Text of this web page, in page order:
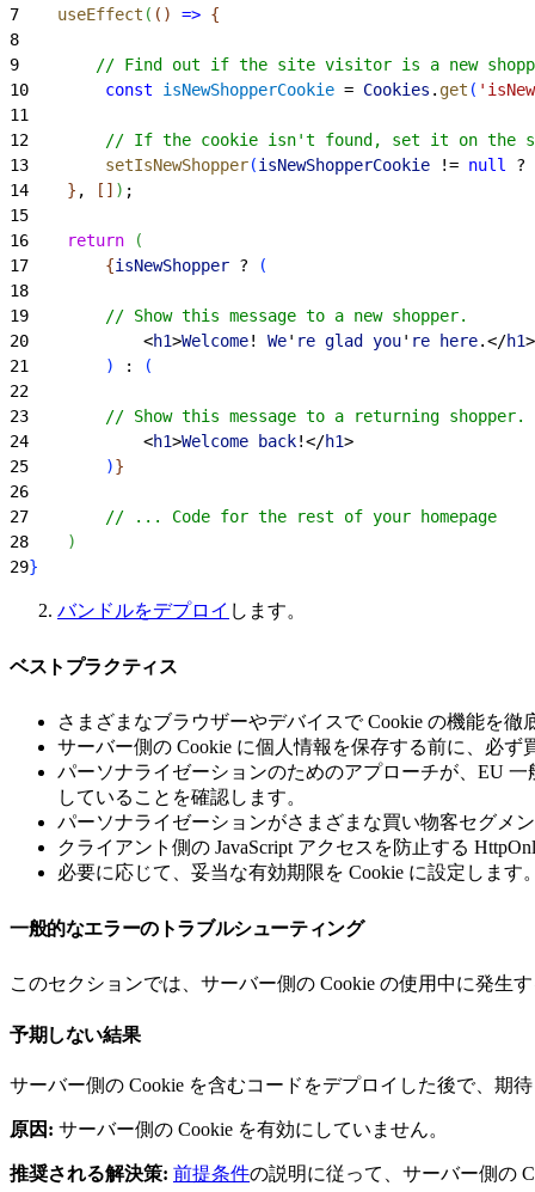
7
    useEffect
( ( ) => {
8
9
// Find out if the site visitor is a new
10
        const
isNewShopperCookie = Cookies . get (
11
12
// If the cookie isn't found, set it on the
13
        setIsNewShopper
(isNewShopperCookie != null
?
14
} , [ ] ) ;
15
16
    return
(
17
{isNewShopper ?
(
18
19
        // Show this message to a new shopper.
20
<h1>Welcome! We' re glad you' re here.</h1>
21
) :
(
22
23
        // Show this message to a returning shopper.
24
<h1>Welcome back!</h1>
25
)}
26
27
        // ... Code for the rest of your homepage
28
)
29}
バンドルをデプロイ します。
ベストプラクティス
さまざまなブラウザーやデバイスで Cookie の機能を徹
サーバー側の Cookie に個人情報を保存する前に、必
パーソナライゼーションのためのアプローチが、EU
していることを確認します。
パーソナライゼーションがさまざまな買い物客セグメ
クライアント側の JavaScript アクセスを防止する
必要に応じて、妥当な有効期限を Cookie に設定します
一般的なエラーのトラブルシューティング
このセクションでは、サーバー側の Cookie の使用中に発生
予期しない結果
サーバー側の Cookie を含むコードをデプロイした後で、期
原因: サーバー側の Cookie を有効にしていません。
推奨される解決策: 前提条件の説明に従って、サーバー側の